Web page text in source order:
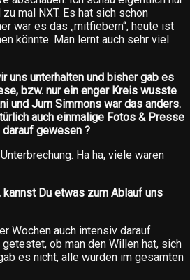
mal NXT. Es hat sich schon
war es das „mitfiebern“, heute ist
könnte. Man lernt auch sehr viel
uns unterhalten und bisher gab es
bzw. nur ein enger Kreis wusste
und Jurn Simmons war das anders.
auch einmalige Fotos & Presse
gewesen ?
Ha ha, viele waren
Du etwas zum Ablauf uns
Wochen auch intensiv darauf
ob man den Willen hat, sich
es nicht, alle wurden im gesamten